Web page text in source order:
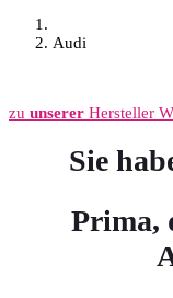
Audi
zu unserer Hersteller
Sie
Prima,